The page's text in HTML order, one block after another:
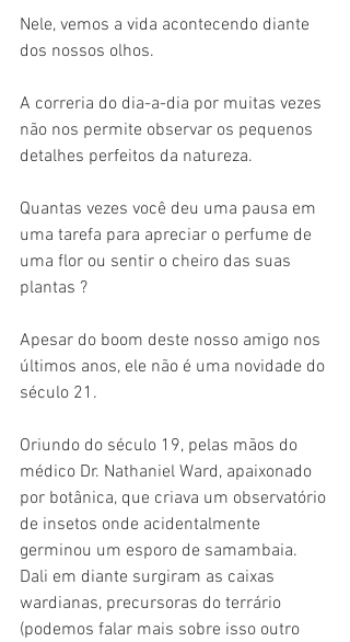
Nele, vemos a vida acontecendo diante
dos nossos olhos.
A correria do dia-a-dia por muitas vezes
não nos permite observar os pequenos
detalhes perfeitos da natureza.
Quantas vezes você deu uma pausa em
uma tarefa para apreciar o perfume de
uma flor ou sentir o cheiro das suas
plantas ?
Apesar do boom deste nosso amigo nos
últimos anos, ele não é uma novidade do
século 21.
Oriundo do século 19, pelas mãos do
médico Dr. Nathaniel Ward, apaixonado
por botânica, que criava um observatório
de insetos onde acidentalmente
germinou um esporo de samambaia.
Dali em diante surgiram as caixas
wardianas, precursoras do terrário
(podemos falar mais sobre isso outro